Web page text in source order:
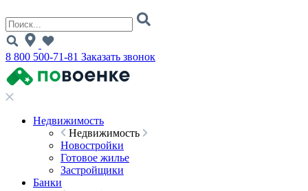
8 800 500-71-81 Заказать звонок
Недвижимость
Недвижимость
Новостройки
Готовое жилье
Застройщики
Банки